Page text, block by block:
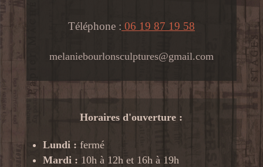
Téléphone : 06 19 87 19 58
melaniebourlonsculptures@gmail.com
Horaires d'ouverture :
Lundi : fermé
Mardi : 10h à 12h et 16h à 19h